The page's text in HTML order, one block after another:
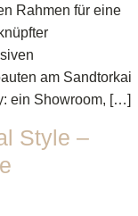
Rahmen für eine
am Sandtorkai
ein Showroom, […]
Style –